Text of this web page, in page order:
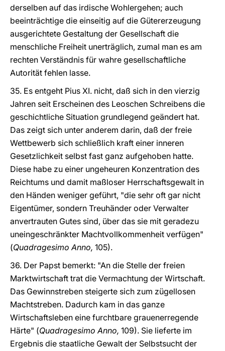
derselben auf das irdische Wohlergehen; auch
beeinträchtige die einseitig auf die Gütererzeugung
ausgerichtete Gestaltung der Gesellschaft die
menschliche Freiheit unerträglich, zumal man es am
rechten Verständnis für wahre gesellschaftliche
Autorität fehlen lasse.
35. Es entgeht Pius XI. nicht, daß sich in den vierzig
Jahren seit Erscheinen des Leoschen Schreibens die
geschichtliche Situation grundlegend geändert hat.
Das zeigt sich unter anderem darin, daß der freie
Wettbewerb sich schließlich kraft einer inneren
Gesetzlichkeit selbst fast ganz aufgehoben hatte.
Diese habe zu einer ungeheuren Konzentration des
Reichtums und damit maßloser Herrschaftsgewalt in
den Händen weniger geführt, "die sehr oft gar nicht
Eigentümer, sondern Treuhänder oder Verwalter
anvertrauten Gutes sind, über das sie mit geradezu
uneingeschränkter Machtvollkommenheit verfügen"
(Quadragesimo Anno, 105).
36. Der Papst bemerkt: "An die Stelle der freien
Marktwirtschaft trat die Vermachtung der Wirtschaft.
Das Gewinnstreben steigerte sich zum zügellosen
Machtstreben. Dadurch kam in das ganze
Wirtschaftsleben eine furchtbare grauenerregende
Härte" (Quadragesimo Anno, 109). Sie lieferte im
Ergebnis die staatliche Gewalt der Selbstsucht der